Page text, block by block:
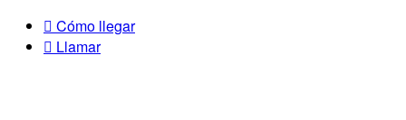
Cómo llegar
Llamar